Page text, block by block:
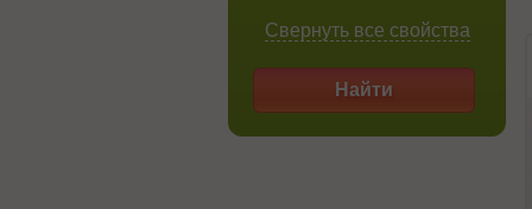
Свернуть все свойства
Найти